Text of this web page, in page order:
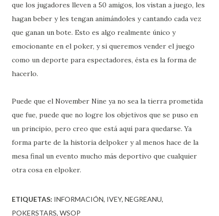
que los jugadores lleven a 50 amigos, los vistan a juego, les
hagan beber y les tengan animándoles y cantando cada vez
que ganan un bote. Esto es algo realmente único y
emocionante en el poker, y si queremos vender el juego
como un deporte para espectadores, ésta es la forma de
hacerlo.
Puede que el November Nine ya no sea la tierra prometida
que fue, puede que no logre los objetivos que se puso en
un principio, pero creo que está aquí para quedarse. Ya
forma parte de la historia delpoker y al menos hace de la
mesa final un evento mucho más deportivo que cualquier
otra cosa en elpoker.
ETIQUETAS: INFORMACIÓN IVEY NEGREANU
POKERSTARS WSOP